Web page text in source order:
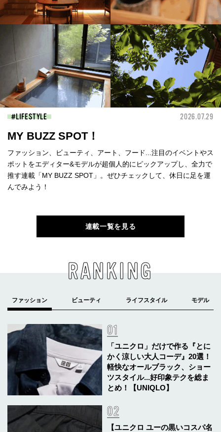
LIFESTYLE 2026.07.29
MY BUZZ SPOT！
ファッション、ビューティ、アート、フード...注目のイベントやス
ポットをエディター&モデルが超個人的にピックアップし、全力で
推す連載「MY BUZZ SPOT」。ぜひチェックして、休日に足を運
んでみよう！
連載一覧を見る
RANKING
「ユニクロ」だけで作る『とに
かく涼しい大人コーデ』20選！
軽快なオールブラック、ショー
ツスタイル...好印象テクを総ま
とめ！【UNIQLO】
【ユニクロ ユーの黒いコスパ名